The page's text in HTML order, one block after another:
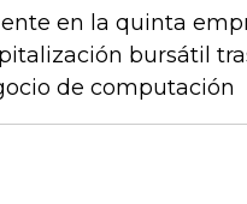
en la quinta
bursátil
de computación